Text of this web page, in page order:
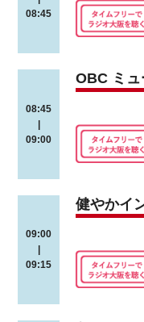
08:45
08:45
|
09:00
OBC ミ
09:00
09:15
健やかイ